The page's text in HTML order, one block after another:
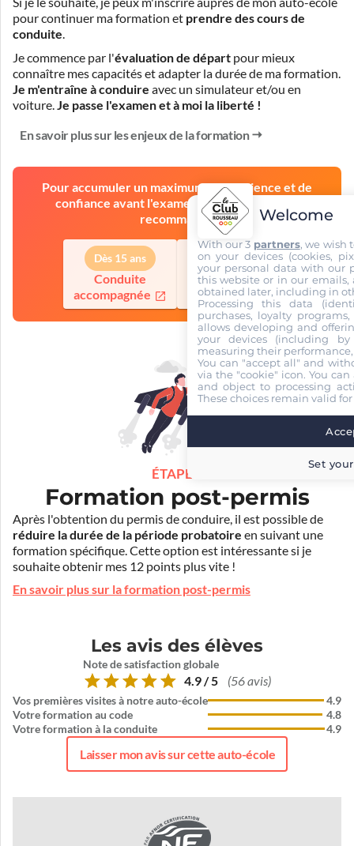
pour continuer ma formation et prendre des cours de
conduite.
Je commence par l'évaluation de départ pour mieux
connaître mes capacités et adapter la durée de ma formation.
Je m'entraîne à conduire avec un simulateur et/ou en
voiture.Je passe l'examen et à moi la liberté !
En savoir plus sur les enjeux de la formation
Pour accumuler un maximum d'expérience et de
confiance avant l'examen, l'auto-école vous
recommande
Dès 15 ans
Conduite
accompagnée
Dès 18 ans
Conduite
supervisée
ÉTAPE 4
Formation post-permis
Après l'obtention du permis de conduire, il est possible de
réduire la durée de la période probatoire en suivant une
formation spécifique. Cette option est intéressante si je
souhaite obtenir mes 12 points plus vite !
En savoir plus sur la formation post-permis
Les avis des élèves
Note de satisfaction globale
4.9 / 5 (56 avis)
Vos premières visites à notre auto-école
Votre formation au code
Votre formation à la conduite
4.9
4.8
4.9
Laisser mon avis sur cette auto-école
Welcome
With our 3 partners, we wish
on your devices (cookies,
your personal data with our
this website or in our emails,
obtained later, including in
Processing this data
purchases, loyalty
allows developing and
your devices (including
measuring their
You can "accept all" and
via the "cookie" icon. You
and object to processing
These choices remain valid
Set